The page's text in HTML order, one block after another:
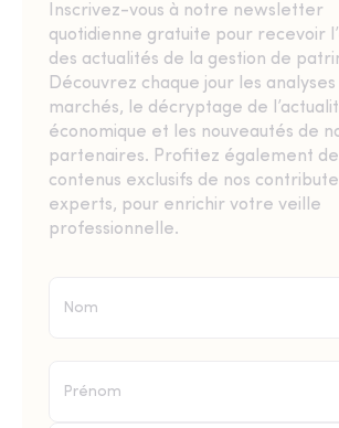
Inscrivez-vous à notre newsletter
quotidienne gratuite pour recevoir
des actualités de la gestion de
Découvrez chaque jour les analyses
marchés, le décryptage de
économique et les nouveautés de
partenaires. Profitez également
contenus exclusifs de nos
experts, pour enrichir votre veille
professionnelle.